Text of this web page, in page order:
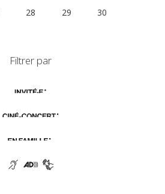
28 29 30
Filtrer par